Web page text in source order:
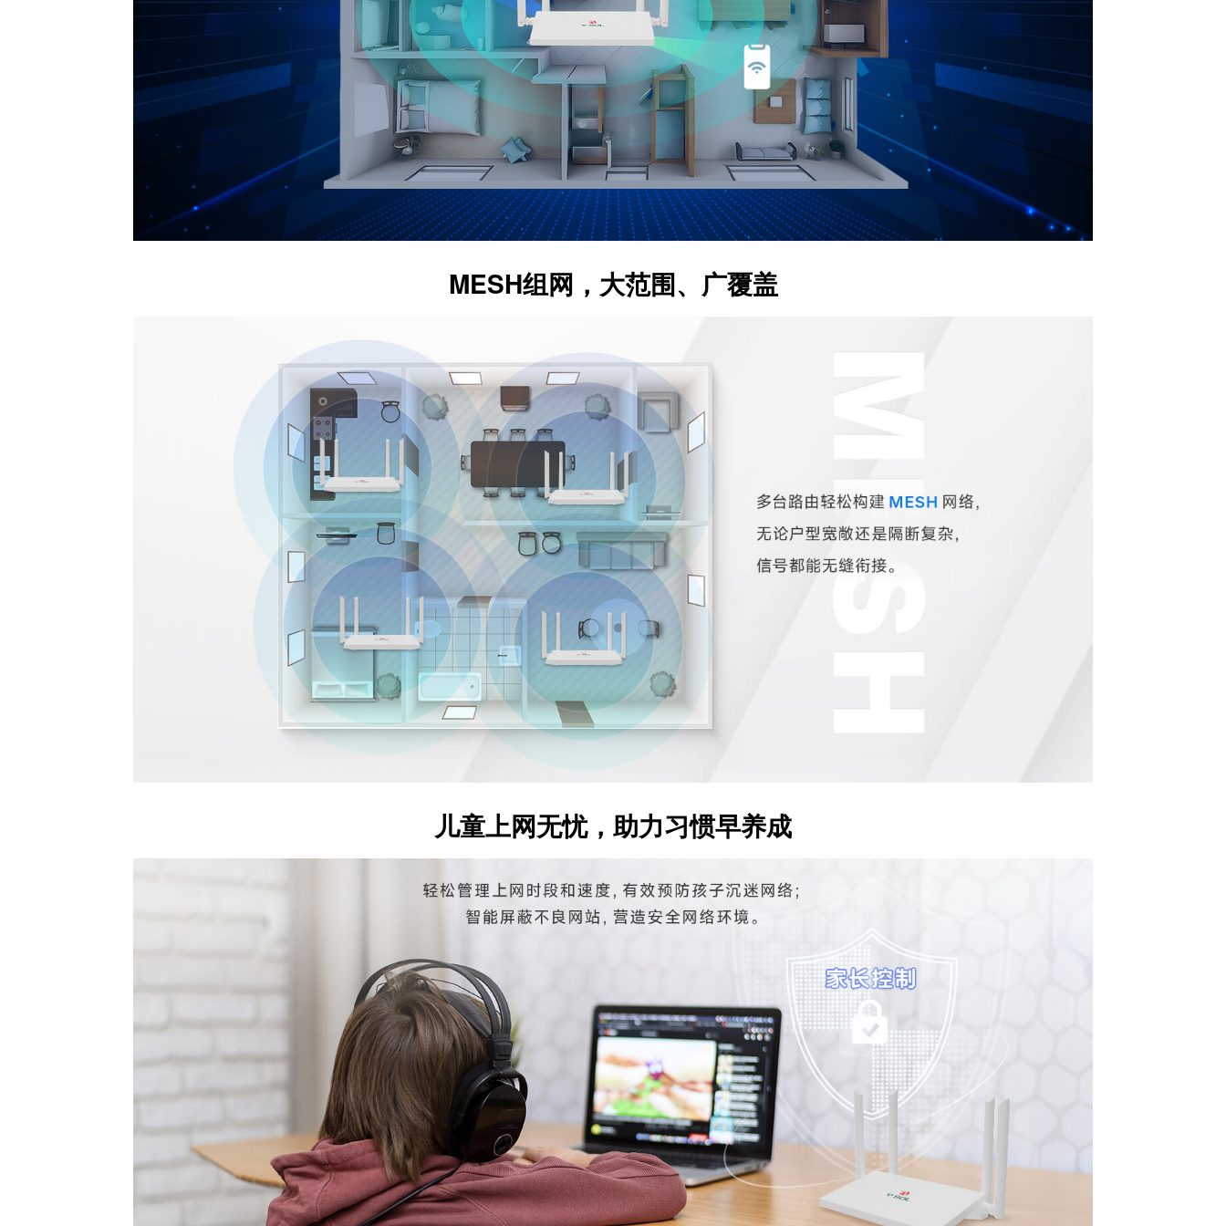
MESH组网，大范围、广覆盖
儿童上网无忧，助力习惯早养成